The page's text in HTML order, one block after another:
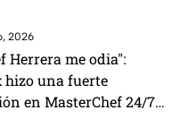
2026
Herrera me odia":
hizo una fuerte
en MasterChef 24/7